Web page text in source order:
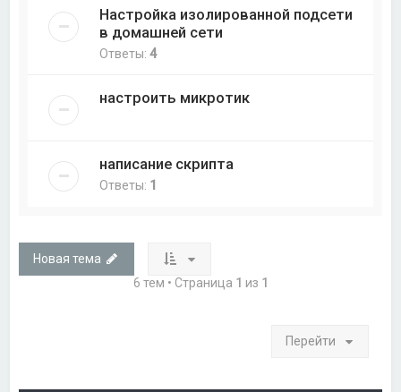
Настройка изолированной подсети
в домашней сети
Ответы:4
настроить микротик
написание скрипта
Ответы: 1
Новая тема
6 тем • Страница 1 из 1
Перейти